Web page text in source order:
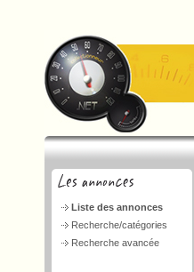
Liste des annonces
Recherche/catégories
Recherche avancée